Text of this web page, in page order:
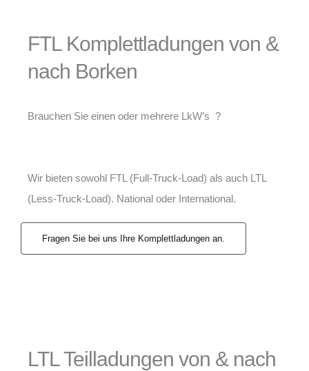
FTL Komplettladungen von &
nach Borken
Brauchen Sie einen oder mehrere LkW’s ?
Wir bieten sowohl FTL (Full-Truck-Load) als auch LTL
(Less-Truck-Load). National oder International.
Fragen Sie bei uns Ihre Komplettladungen an.
LTL Teilladungen von & nach